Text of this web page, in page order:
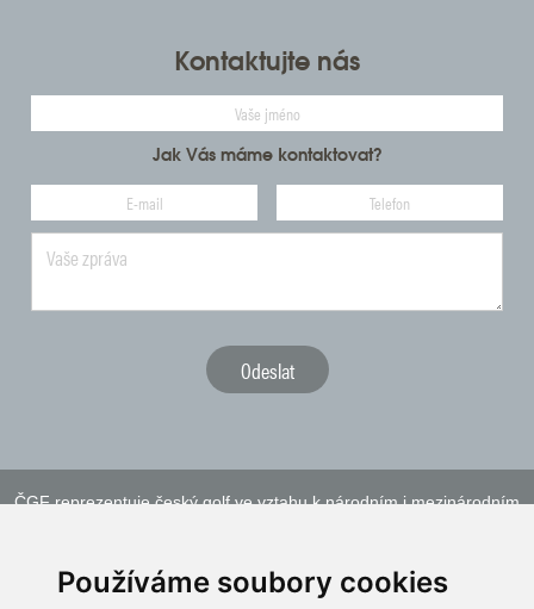
Používáme soubory cookies
Kontaktujte nás
Jak Vás máme kontaktovat?
ČGF reprezentuje český golf ve vztahu k národním i mezinárodním